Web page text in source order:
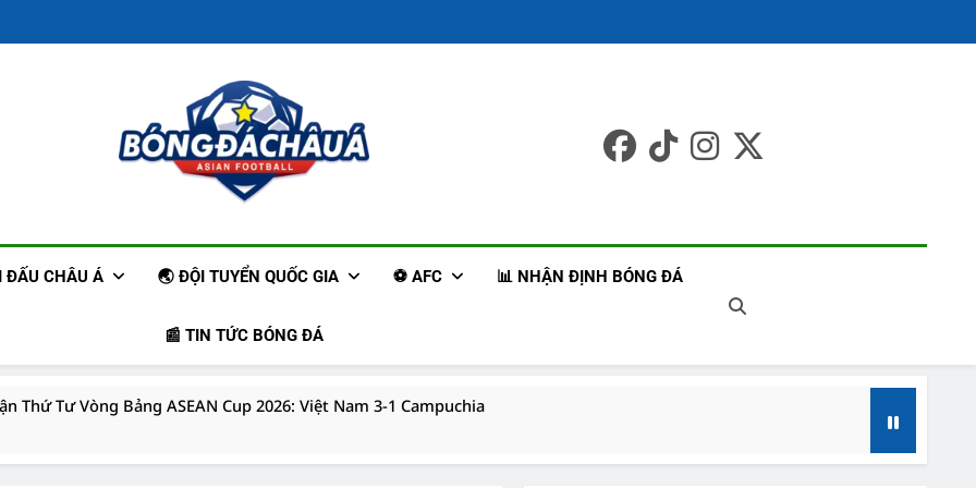
Trang Tin Tức Bóng Đá Châu Á –
Cập Nhật Liên Tục
ĐẤU CHÂU Á 🌏 ĐỘI TUYỂN QUỐC GIA ⚽ AFC 📊 NHẬN ĐỊNH BÓNG ĐÁ
📰 TIN TỨC BÓNG ĐÁ
Thứ Tư Vòng Bảng ASEAN Cup 2026: Việt Nam 3-1 Campuchia
Adelaide United đối đầu Công An Hà Nội, 16h30 ngày 11/08/2026